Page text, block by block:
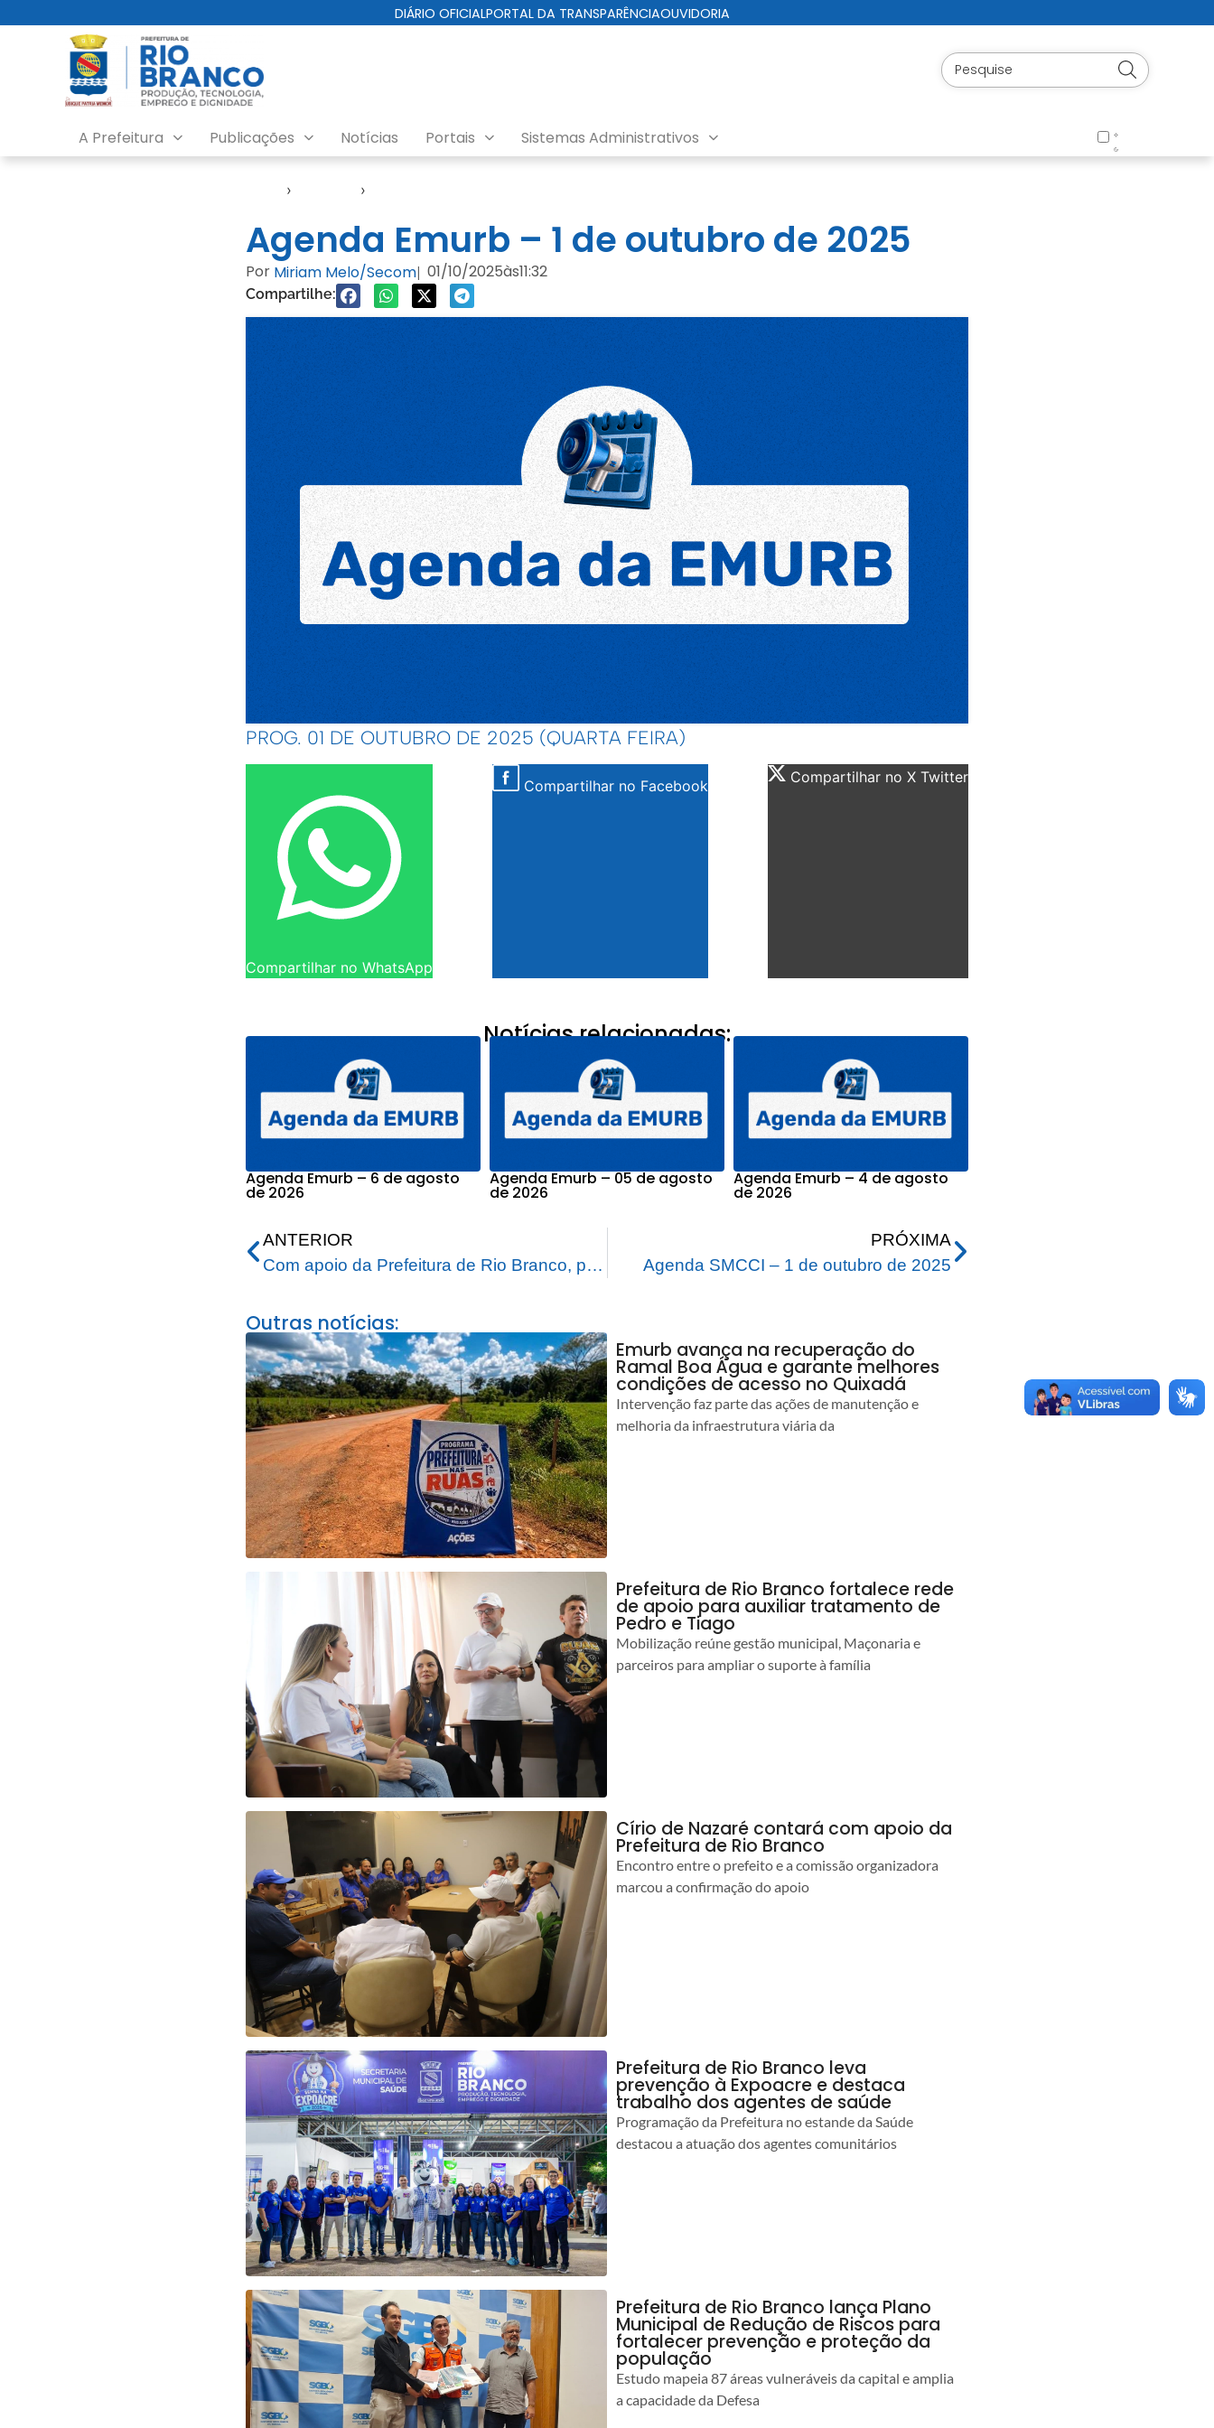
DIÁRIO OFICIALPORTAL DA TRANSPARÊNCIAOUVIDORIA
A Prefeitura Publicações Notícias Portais Sistemas Administrativos
› ›
Agenda Emurb – 1 de outubro de 2025
Por Miriam Melo/Secom| 01/10/2025às11:32
Compartilhe:
PROG. 01 DE OUTUBRO DE 2025 (QUARTA FEIRA)
Compartilhar no WhatsApp
Compartilhar no Facebook Compartilhar no X Twitter
Notícias relacionadas:
Agenda Emurb – 6 de agosto
de 2026
Agenda Emurb – 05 de agosto
de 2026
Agenda Emurb – 4 de agosto
de 2026
ANTERIOR
Com apoio da Prefeitura de Rio Branco, produção de macaxeira e derivados vem transformando vidas no campo
PRÓXIMA
Agenda SMCCI – 1 de outubro de 2025
Outras notícias:
Emurb avança na recuperação do
Ramal Boa Água e garante melhores
condições de acesso no Quixadá
Intervenção faz parte das ações de manutenção e
melhoria da infraestrutura viária da
Prefeitura de Rio Branco fortalece rede
de apoio para auxiliar tratamento de
Pedro e Tiago
Mobilização reúne gestão municipal, Maçonaria e
parceiros para ampliar o suporte à família
Círio de Nazaré contará com apoio da
Prefeitura de Rio Branco
Encontro entre o prefeito e a comissão organizadora
marcou a confirmação do apoio
Prefeitura de Rio Branco leva
prevenção à Expoacre e destaca
trabalho dos agentes de saúde
Programação da Prefeitura no estande da Saúde
destacou a atuação dos agentes comunitários
Prefeitura de Rio Branco lança Plano
Municipal de Redução de Riscos para
fortalecer prevenção e proteção da
população
Estudo mapeia 87 áreas vulneráveis da capital e amplia
a capacidade da Defesa